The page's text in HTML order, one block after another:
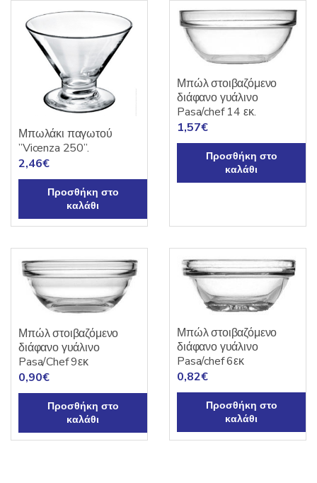
Μπωλάκι παγωτού
”Vicenza 250”.
2,46€
Προσθήκη στο
καλάθι
Μπώλ στοιβαζόμενο
διάφανο γυάλινο
Pasa/chef 14 εκ.
1,57€
Προσθήκη στο
καλάθι
Μπώλ στοιβαζόμενο
διάφανο γυάλινο
Pasa/Chef 9εκ
0,90€
Προσθήκη στο
καλάθι
Μπώλ στοιβαζόμενο
διάφανο γυάλινο
Pasa/chef 6εκ
0,82€
Προσθήκη στο
καλάθι